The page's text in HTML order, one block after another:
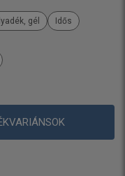
gél
Idős